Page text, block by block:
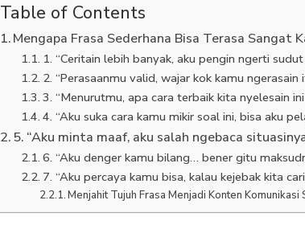
Table of Contents
Mengapa Frasa Sederhana Bisa Terasa Sangat
1. “Ceritain lebih banyak, aku pengin ngerti
2. “Perasaanmu valid, wajar kok kamu ngerasain
3. “Menurutmu, apa cara terbaik kita nyelesain
4. “Aku suka cara kamu mikir soal ini, bisa aku
5. “Aku minta maaf, aku salah ngebaca
6. “Aku denger kamu bilang… bener gitu
7. “Aku percaya kamu bisa, kalau kejebak kita
Menjahit Tujuh Frasa Menjadi Konten Komunikasi